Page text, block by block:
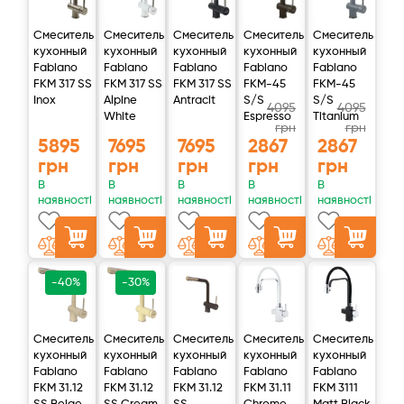
Вы будете получать необходимые организму минералы
Очищенная избавится от неприятного запаха и
приобретет сладковатый привкус
Как работает фильтр
Минерализатор Ecosoft представляет собой
цилиндрический корпус, внутри которого находится смесь
— кальцит и активированный уголь из скорлупы кокосового
ореха.
В корпус минерализатора Ecosoft впрессованы фитинги,
поэтому его установка займет 2-3 минуты.
ТЕХНИЧЕСКИЕ И ЭКСПЛУАТАЦИОННЫЕ ХАРАКТЕРИСТИКИ
Типоразмер 2"x10"
Высота, мм 270
Смеситель
кухонный
Fabiano
FKM 317 SS
Inox
5895
грн
В
наявності
Смеситель
кухонный
Fabiano
FKM 317 SS
Alpine
White
7695
грн
В
наявності
Смеситель
кухонный
Fabiano
FKM 317 SS
Antracit
7695
грн
В
наявності
Смеситель
кухонный
Fabiano
FKM-45
S/S
Espresso
4095
грн
2867
грн
В
наявності
Смеситель
кухонный
Fabiano
FKM-45
S/S
Titanium
4095
грн
2867
грн
В
наявності
-40%
Смеситель
кухонный
Fabiano
FKM 31.12
-30%
Смеситель
кухонный
Fabiano
FKM 31.12
Смеситель
кухонный
Fabiano
FKM 31.12
Смеситель
кухонный
Fabiano
FKM 31.11
Смеситель
кухонный
Fabiano
FKM 3111